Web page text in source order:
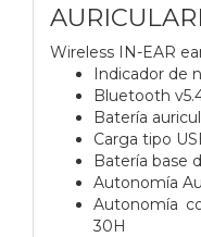
Wireless IN-EAR
Indicador de
Bluetooth
Batería
Carga tipo
Batería base
Autonomía
Autonomía
30H